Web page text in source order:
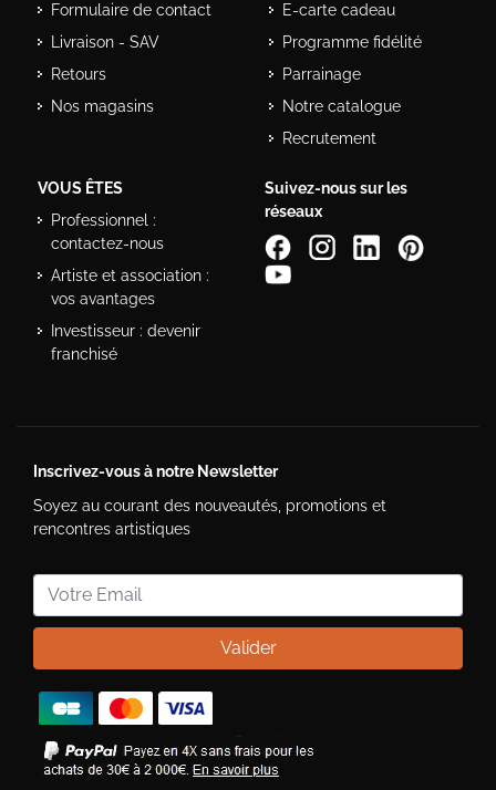
Formulaire de contact
Livraison - SAV
Retours
Nos magasins
E-carte cadeau
Programme fidélité
Parrainage
Notre catalogue
Recrutement
VOUS ÊTES
Professionnel :
contactez-nous
Artiste et association :
vos avantages
Investisseur : devenir
franchisé
Suivez-nous sur les
réseaux
Inscrivez-vous à notre Newsletter
Soyez au courant des nouveautés, promotions et
rencontres artistiques
Valider